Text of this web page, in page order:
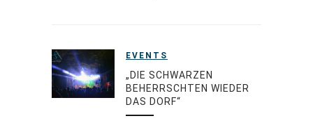
EVENTS
„DIE SCHWARZEN
BEHERRSCHTEN WIEDER
DAS DORF“